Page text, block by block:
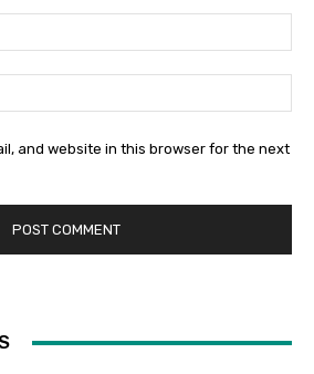
and website in this browser for the next